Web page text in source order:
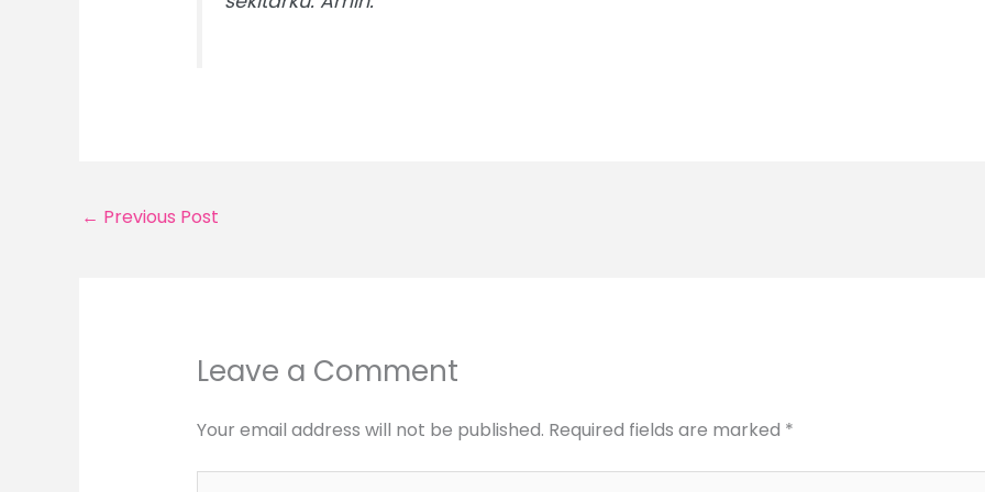
← Previous Post
Leave a Comment
Your email address will not be published. Required fields are marked *